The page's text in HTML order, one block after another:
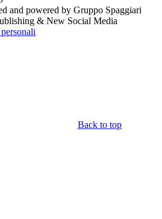
and powered by Gruppo Spaggiari
& New Social Media
Back to top